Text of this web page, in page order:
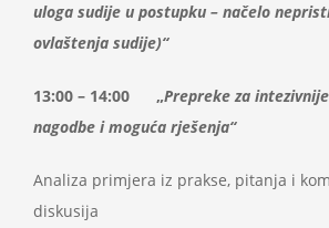
uloga sudije u postupku – načelo
ovlaštenja sudije)“
13:00 – 14:00 „Prepreke za
nagodbe i moguća rješenja“
Analiza primjera iz prakse, pitanja i
diskusija